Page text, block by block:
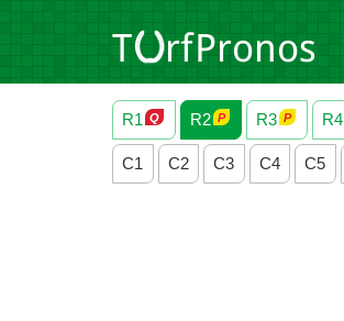
R1 R2 R3 R4
C1 C2 C3 C4 C5